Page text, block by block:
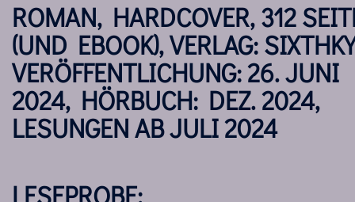
ROMAN, HARDCOVER, 312
(UND EBOOK), VERLAG:
VERÖFFENTLICHUNG: 26. JUNI
2024, HÖRBUCH: DEZ. 2024,
LESUNGEN AB JULI 2024
LESEPROBE: